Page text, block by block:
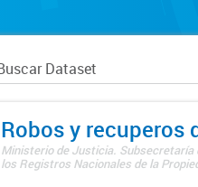
Robos y recuperos
Ministerio de Justicia. Subsecretaría
los Registros Nacionales de la